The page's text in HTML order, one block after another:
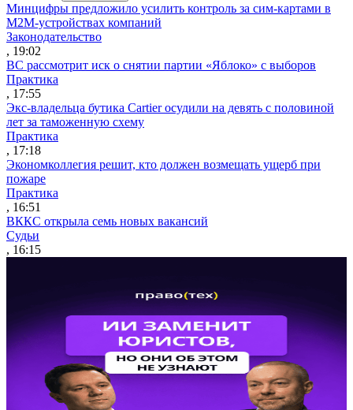
Минцифры предложило усилить контроль за сим-картами в
M2M-устройствах компаний
Законодательство
, 19:02
ВС рассмотрит иск о снятии партии «Яблоко» с выборов
Практика
, 17:55
Экс-владельца бутика Cartier осудили на девять с половиной
лет за таможенную схему
Практика
, 17:18
Экономколлегия решит, кто должен возмещать ущерб при
пожаре
Практика
, 16:51
ВККС открыла семь новых вакансий
Судьи
, 16:15